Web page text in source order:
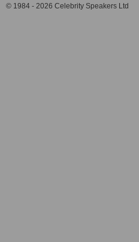
© 1984 - 2026 Celebrity Speakers Ltd